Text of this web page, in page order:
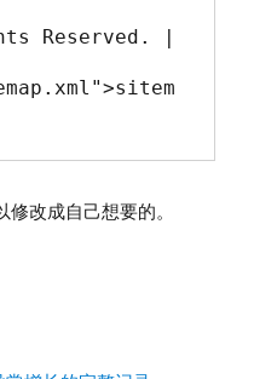
Reserved. |
改成自己想要的。